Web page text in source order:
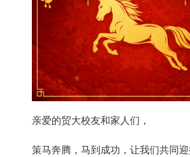
亲爱的贸大校友和家人们，
策马奔腾，马到成功，让我们共同